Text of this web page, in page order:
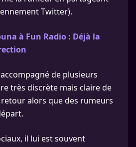
Twitter).
à Fun Radio : Déjà la
accompagné de plusieurs
très discrète mais claire de
alors que des rumeurs
il lui est souvent